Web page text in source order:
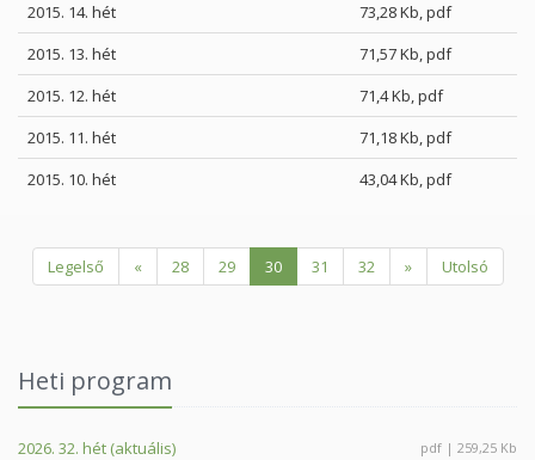
2015. 14. hét
73,28 Kb, pdf
2015. 13. hét
71,57 Kb, pdf
2015. 12. hét
71,4 Kb, pdf
2015. 11. hét
71,18 Kb, pdf
2015. 10. hét
43,04 Kb, pdf
Legelső « 28 29 30 31 32 » Utolsó
Heti program
2026. 32. hét (aktuális) pdf | 259,25 Kb